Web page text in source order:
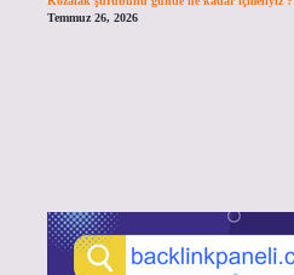
Temmuz 26, 2026